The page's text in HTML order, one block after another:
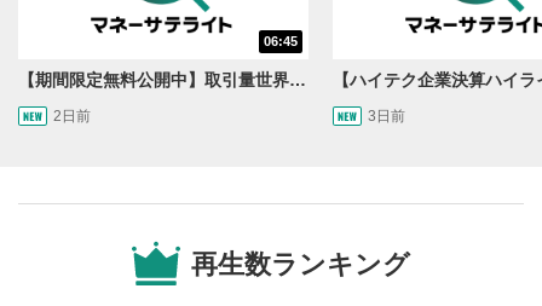
動画再生エリア
動画再生エリアをクリックすると、動画を再生または
一時停止します。
2
再生/一時停止
動画を再生または一時停止します。
10秒戻し/10秒送り
06:45
【期間限定無料公開中】取引量世界一の通貨ペアに優位性あり!?ドル/円&ユーロドルのテクニカルを検証！【JINのマンスリーFX戦略】
2日前 3日前
再生数ランキング